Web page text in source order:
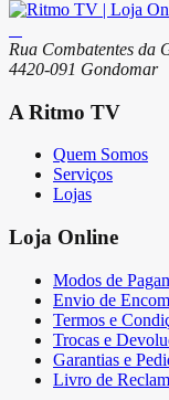
Rua Combatentes da
4420-091 Gondomar
A Ritmo TV
Quem Somos
Serviços
Lojas
Loja Online
Modos de
Envio de
Termos e
Trocas e
Garantias e
Livro de